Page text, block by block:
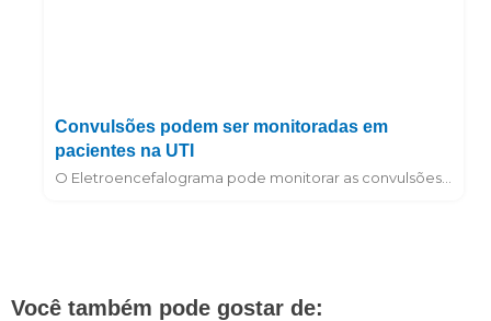
Convulsões podem ser monitoradas em
pacientes na UTI
O Eletroencefalograma pode monitorar as convulsões...
Você também pode gostar de: